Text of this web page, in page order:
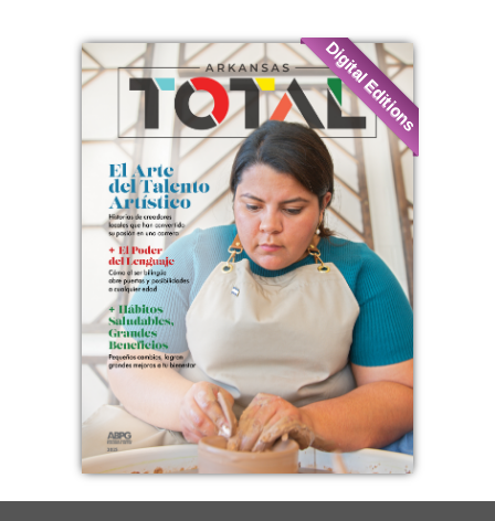
Digital Editions